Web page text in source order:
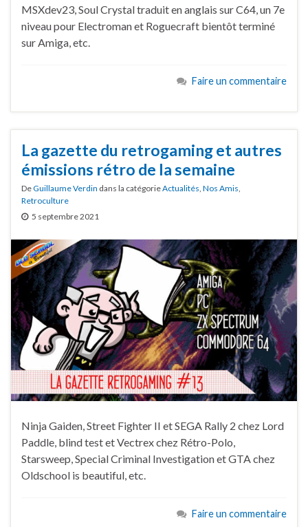
MSXdev23, Soul Crystal traduit en anglais sur C64, un 7e
niveau pour Electroman et Roguecraft bientôt terminé
sur Amiga, etc.
Faire un commentaire
La gazette du retrogaming et autres
émissions rétro de la semaine
DeGuillaume Verdin dans la catégorieActualités, Nos Amis,
Retroculture
5 septembre 2021
Ninja Gaiden, Street Fighter II et SEGA Rally 2 chez Lord
Paddle, blind test et Vectrex chez Rétro-Polo,
Starsweep, Special Criminal Investigation et GTA chez
Oldschool is beautiful, etc.
Faire un commentaire